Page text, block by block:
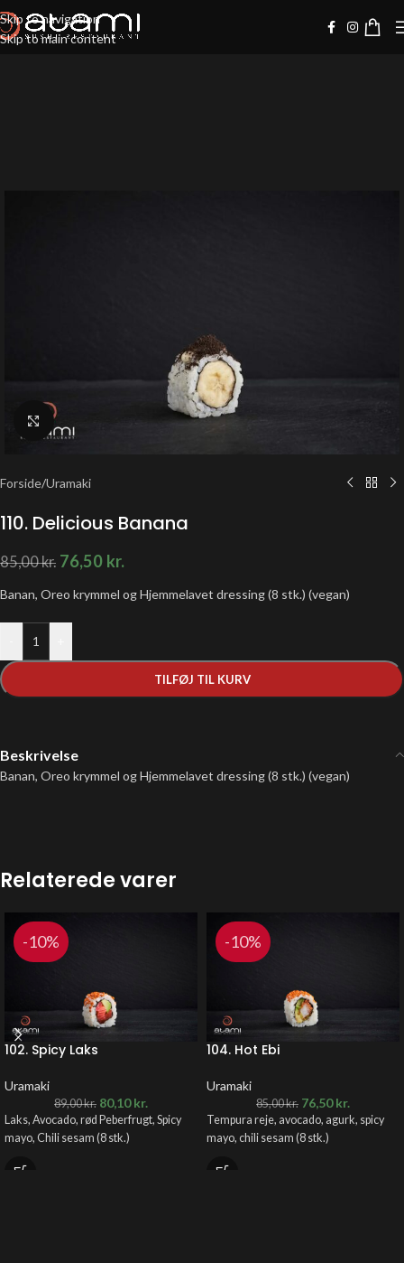
Skip to navigation
Skip to main content
Klik for at forstørre
Forside/Uramaki
110. Delicious Banana
85,00kr. 76,50 kr.
Banan, Oreo krymmel og Hjemmelavet dressing (8 stk.) (vegan)
TILFØJ TIL KURV
Beskrivelse
Banan, Oreo krymmel og Hjemmelavet dressing (8 stk.) (vegan)
Relaterede varer
-10%
102. Spicy Laks
Uramaki
89,00kr. 80,10kr.
Laks, Avocado, rød Peberfrugt, Spicy
mayo, Chili sesam (8 stk.)
-10%
104. Hot Ebi
Uramaki
85,00kr. 76,50kr.
Tempura reje, avocado, agurk, spicy
mayo, chili sesam (8 stk.)